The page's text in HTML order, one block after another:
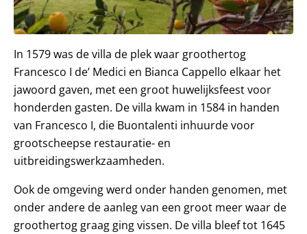
In 1579 was de villa de plek waar groothertog
Francesco I de’ Medici en Bianca Cappello elkaar het
jawoord gaven, met een groot huwelijksfeest voor
honderden gasten. De villa kwam in 1584 in handen
van Francesco I, die Buontalenti inhuurde voor
grootscheepse restauratie- en
uitbreidingswerkzaamheden.
Ook de omgeving werd onder handen genomen, met
onder andere de aanleg van een groot meer waar de
groothertog graag ging vissen. De villa bleef tot 1645